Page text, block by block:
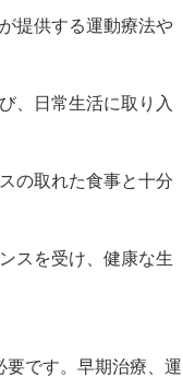
提供する運動療法や
、日常生活に取り入
の取れた食事と十分
スを受け、健康な生
要です。早期治療、運